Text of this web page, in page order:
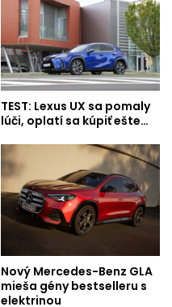
TEST: Lexus UX sa pomaly
lúči, oplatí sa kúpiť ešte…
Nový Mercedes-Benz GLA
mieša gény bestselleru s
elektrinou